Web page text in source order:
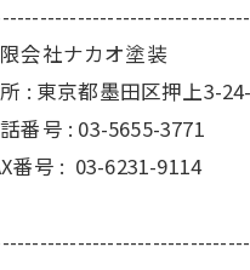
会社ナカオ塗装
: 東京都墨田区押上3-
番号 : 03-5655-3771
番号 : 03-6231-9114